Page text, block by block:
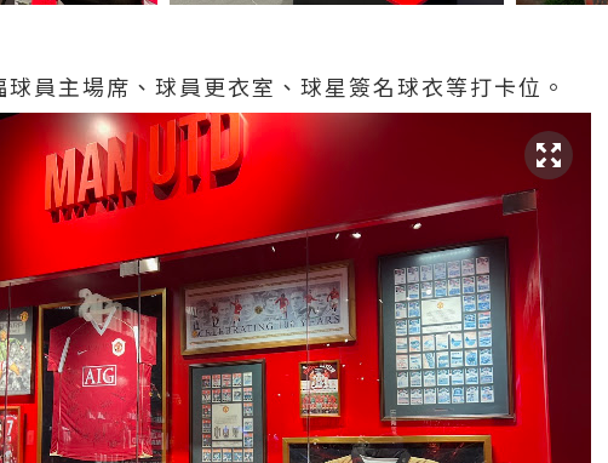
員主場席、球員更衣室、球星簽名球衣等打卡位。